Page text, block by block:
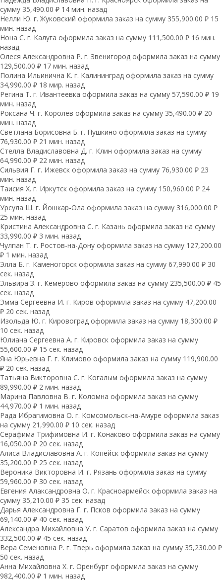
сумму 35,490.00 ₽ 14 мин. назад
Нелли Ю. г. Жуковский оформила заказ на сумму 355,900.00 ₽ 15
мин. назад
Нона С. г. Калуга оформила заказ на сумму 111,500.00 ₽ 16 мин.
назад
Олеся Александровна Р. г. Звенигород оформила заказ на сумму
129,500.00 ₽ 17 мин. назад
Полина Ильинична К. г. Калининград оформила заказ на сумму
34,990.00 ₽ 18 мир. назад
Регина Т. г. Ивантеевка оформила заказ на сумму 57,590.00 ₽ 19
мин. назад
Роксана Ч. г. Королев оформила заказ на сумму 35,490.00 ₽ 20
мин. назад
Светлана Борисовна Б. г. Пушкино оформила заказ на сумму
76,930.00 ₽ 21 мин. назад
Стелла Владиславовна Д. г. Клин оформила заказ на сумму
64,990.00 ₽ 22 мин. назад
Сильвия Г. г. Ижевск оформила заказ на сумму 76,930.00 ₽ 23
мин. назад
Таисия Х. г. Иркутск оформила заказ на сумму 150,960.00 ₽ 24
мин. назад
Урсула Ш. г. Йошкар-Ола оформила заказ на сумму 316,000.00 ₽
25 мин. назад
Кристина Александровна С. г. Казань оформила заказ на сумму
33,990.00 ₽ 3 мин. назад
Чулпан Т. г. Ростов-на-Дону оформила заказ на сумму 127,200.00
₽ 1 мин. назад
Элла Б. г. Каменогорск оформила заказ на сумму 67,990.00 ₽ 30
сек. назад
Эльвира З. г. Кемерово оформила заказ на сумму 235,500.00 ₽ 45
сек. назад
Эмма Сергеевна И. г. Киров оформила заказ на сумму 47,200.00
₽ 20 сек. назад
Изольда Ю. г. Кировоград оформила заказ на сумму 18,300.00 ₽
10 сек. назад
Юлиана Сергеевна А. г. Кировск оформила заказ на сумму
55,600.00 ₽ 15 сек. назад
Яна Юрьевна Г. г. Климово оформила заказ на сумму 119,900.00
₽ 20 сек. назад
Татьяна Викторовна С. г. Когалым оформила заказ на сумму
89,990.00 ₽ 2 мин. назад
Марина Павловна В. г. Коломна оформила заказ на сумму
44,970.00 ₽ 1 мин. назад
Рада Ибрагимовна О. г. Комсомольск-на-Амуре оформила заказ
на сумму 21,990.00 ₽ 10 сек. назад
Серафима Трифимовна И. г. Конаково оформила заказ на сумму
16,050.00 ₽ 20 сек. назад
Алиса Владиславовна А. г. Копейск оформила заказ на сумму
35,200.00 ₽ 25 сек. назад
Вероника Викторовна И. г. Рязань оформила заказ на сумму
59,960.00 ₽ 30 сек. назад
Евгения Алаксандровна О. г. Красноармейск оформила заказ на
сумму 35,210.00 ₽ 35 сек. назад
Дарья Александровна Г. г. Псков оформила заказ на сумму
69,140.00 ₽ 40 сек. назад
Александра Михайловна У. г. Саратов оформила заказ на сумму
332,500.00 ₽ 45 сек. назад
Вера Семеновна Р. г. Тверь оформила заказ на сумму 35,230.00 ₽
50 сек. назад
Анна Михайловна Х. г. Оренбург оформила заказ на сумму
982,400.00 ₽ 1 мин. назад